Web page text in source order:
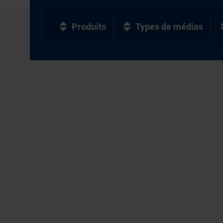
Produits Types de médias